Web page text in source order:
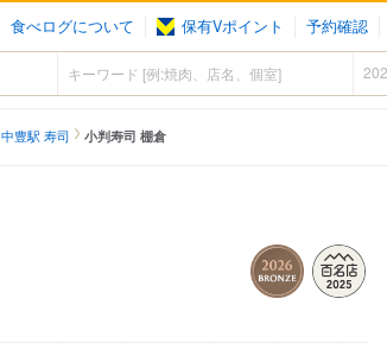
食べログについて 保有Vポイント 予約確認
中豊駅 寿司 小判寿司 棚倉